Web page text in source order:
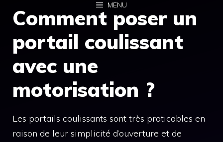
MENU
Comment poser un
portail coulissant
avec une
motorisation ?
Les portails coulissants sont très praticables en
raison de leur simplicité d’ouverture et de